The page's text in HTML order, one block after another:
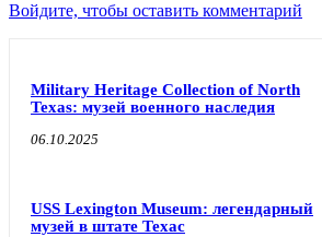
Войдите, чтобы оставить комментарий
Military Heritage Collection of North
Texas: музей военного наследия
06.10.2025
USS Lexington Museum: легендарный
музей в штате Техас